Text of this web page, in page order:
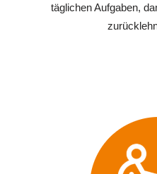
täglichen Aufgaben,